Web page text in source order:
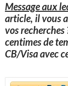
Message aux
article, il vous
vos
centimes de
CB/Visa avec